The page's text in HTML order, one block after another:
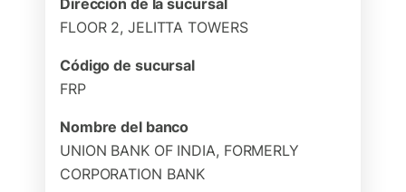
Dirección de la sucursal
FLOOR 2, JELITTA TOWERS
Código de sucursal
FRP
Nombre del banco
UNION BANK OF INDIA, FORMERLY
CORPORATION BANK